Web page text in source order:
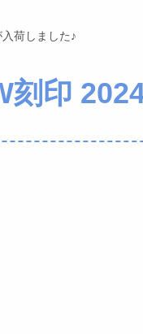
荷しました♪
印